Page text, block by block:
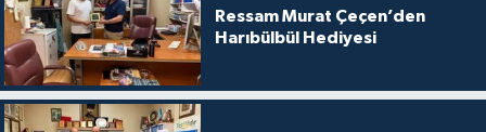
Ressam Murat Çeçen’den
Harıbülbül Hediyesi